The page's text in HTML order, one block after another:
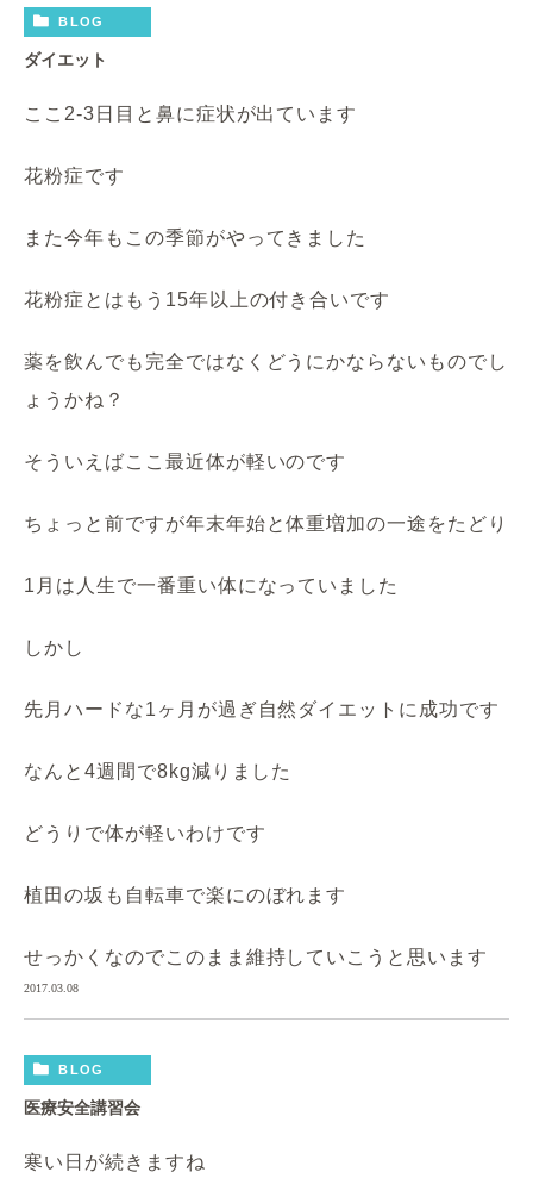
BLOG
ダイエット
ここ2-3日目と鼻に症状が出ています
花粉症です
また今年もこの季節がやってきました
花粉症とはもう15年以上の付き合いです
薬を飲んでも完全ではなくどうにかならないものでし
ょうかね？
そういえばここ最近体が軽いのです
ちょっと前ですが年末年始と体重増加の一途をたどり
1月は人生で一番重い体になっていました
しかし
先月ハードな1ヶ月が過ぎ自然ダイエットに成功です
なんと4週間で8kg減りました
どうりで体が軽いわけです
植田の坂も自転車で楽にのぼれます
せっかくなのでこのまま維持していこうと思います
2017.03.08
BLOG
医療安全講習会
寒い日が続きますね